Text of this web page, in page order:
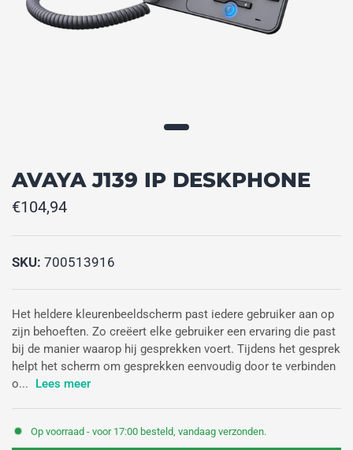
AVAYA J139 IP DESKPHONE
€104,94
SKU: 700513916
Het heldere kleurenbeeldscherm past iedere gebruiker aan op
zijn behoeften. Zo creëert elke gebruiker een ervaring die past
bij de manier waarop hij gesprekken voert. Tijdens het gesprek
helpt het scherm om gesprekken eenvoudig door te verbinden
o...
Lees meer
Op voorraad - voor 17:00 besteld, vandaag verzonden.